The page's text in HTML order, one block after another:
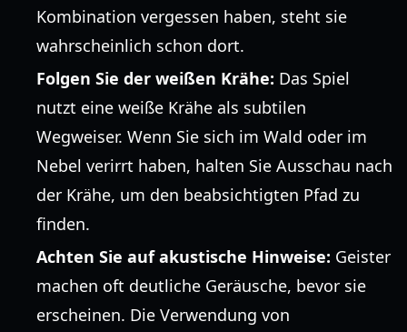
Kombination vergessen haben, steht sie
wahrscheinlich schon dort.
Folgen Sie der weißen Krähe: Das Spiel
nutzt eine weiße Krähe als subtilen
Wegweiser. Wenn Sie sich im Wald oder im
Nebel verirrt haben, halten Sie Ausschau nach
der Krähe, um den beabsichtigten Pfad zu
finden.
Achten Sie auf akustische Hinweise: Geister
machen oft deutliche Geräusche, bevor sie
erscheinen. Die Verwendung von